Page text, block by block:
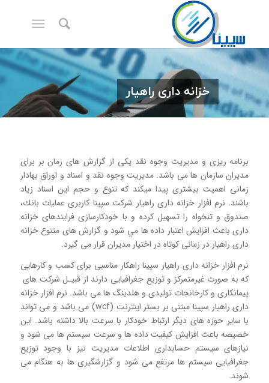
خزانه داری راهیار
برنامه ريزی و مدیریت وجوه نقد یکی از گزارش های زمان بر برای
مدیران سازمان ها می باشد. مدیریت وجوه نقد و اسناد و اوراق بهادار
زمانی اهميت بیشتری پیدا میکند که تنوع و حجم این اسناد زیاد
باشند. نرم افزار خزانه داری راهیار شرکت سپينا کاربری عمليات بانك،
صندوق و تنخواه را تسهیل کرده و با خودکارسازی فرایندهای خزانه
داری باعث افزايش اعتبار داده ها مي شود و گزارش های متنوع خزانه
داری راهیار در زمانی کوتاه در اختیار مدیران قرار می گیرد.
نرم افزار خزانه داری راهیار سپینا راهکار مناسبی برای کسب و کارهایی
که به صورت غیرمتمرکز و توزیع جغرافیایی دارند از قبیـل شرکت های
پیمانکاری و کارخانجات تولیدی و هلدینگ ها می باشد. نرم افزار خزانه
داری راهيار سپينا مبتنی بر بستر اینترنت (wcf) می باشد و می تواند
با سایر حوزه های دیگر ارتباط خودکار با سرعت بالا داشته باشد. اين
خصيصه باعث افزايش كيفيت داده ها و سرعت سيستم ها می شود و
نیازهای سیستم حسابداری اطلاعات مدیریت نیز با وجود توزیع
جغرافیایی سیستم ها مرتفع می شود و گزارشگیری ها به هنگام می
شوند.